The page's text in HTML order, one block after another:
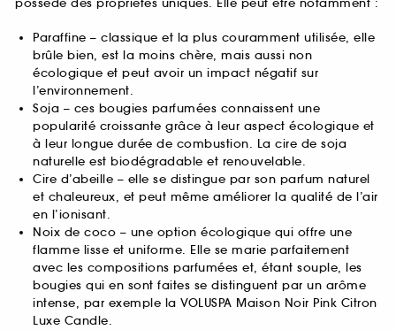
Paraffine – classique et la plus couramment utilisée, elle
brûle bien, est la moins chère, mais aussi non
écologique et peut avoir un impact négatif sur
l’environnement.
Soja – ces bougies parfumées connaissent une
popularité croissante grâce à leur aspect écologique et
à leur longue durée de combustion. La cire de soja
naturelle est biodégradable et renouvelable.
Cire d’abeille – elle se distingue par son parfum naturel
et chaleureux, et peut même améliorer la qualité de l’air
en l’ionisant.
Noix de coco – une option écologique qui offre une
flamme lisse et uniforme. Elle se marie parfaitement
avec les compositions parfumées et, étant souple, les
bougies qui en sont faites se distinguent par un arôme
intense, par exemple la VOLUSPA Maison Noir Pink Citron
Luxe Candle.